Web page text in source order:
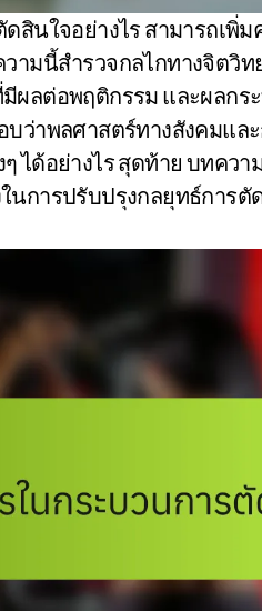
ามนี้สำรวจกลไกทางจิตวิ
ผลต่อพฤติกรรม และผลก
ว่าพลศาสตร์ทางสังคมและ
ด้อย่างไร สุดท้าย บทควา
นการปรับปรุงกลยุทธ์การตั